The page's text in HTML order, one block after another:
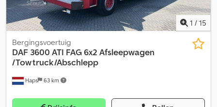
1 / 15
Haps 63 km
Bergingsvoertuig
DAF 3600 ATI FAG 6x2 Afsleepwagen
/Tow truck/Abschlepp